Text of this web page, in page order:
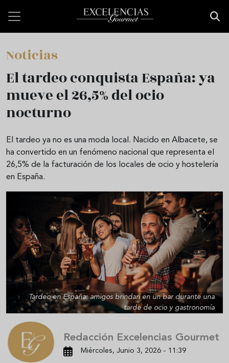
Noticias
El tardeo conquista España: ya
mueve el 26,5% del ocio
nocturno
El tardeo ya no es una moda local. Nacido en Albacete, se
ha convertido en un fenómeno nacional que representa el
26,5% de la facturación de los locales de ocio y hostelería
en España.
Tardeo en España: amigos brindan en un bar durante una
tarde de ocio y gastronomía
Redacción Excelencias Gourmet
Miércoles, Junio 3, 2026 - 11:39